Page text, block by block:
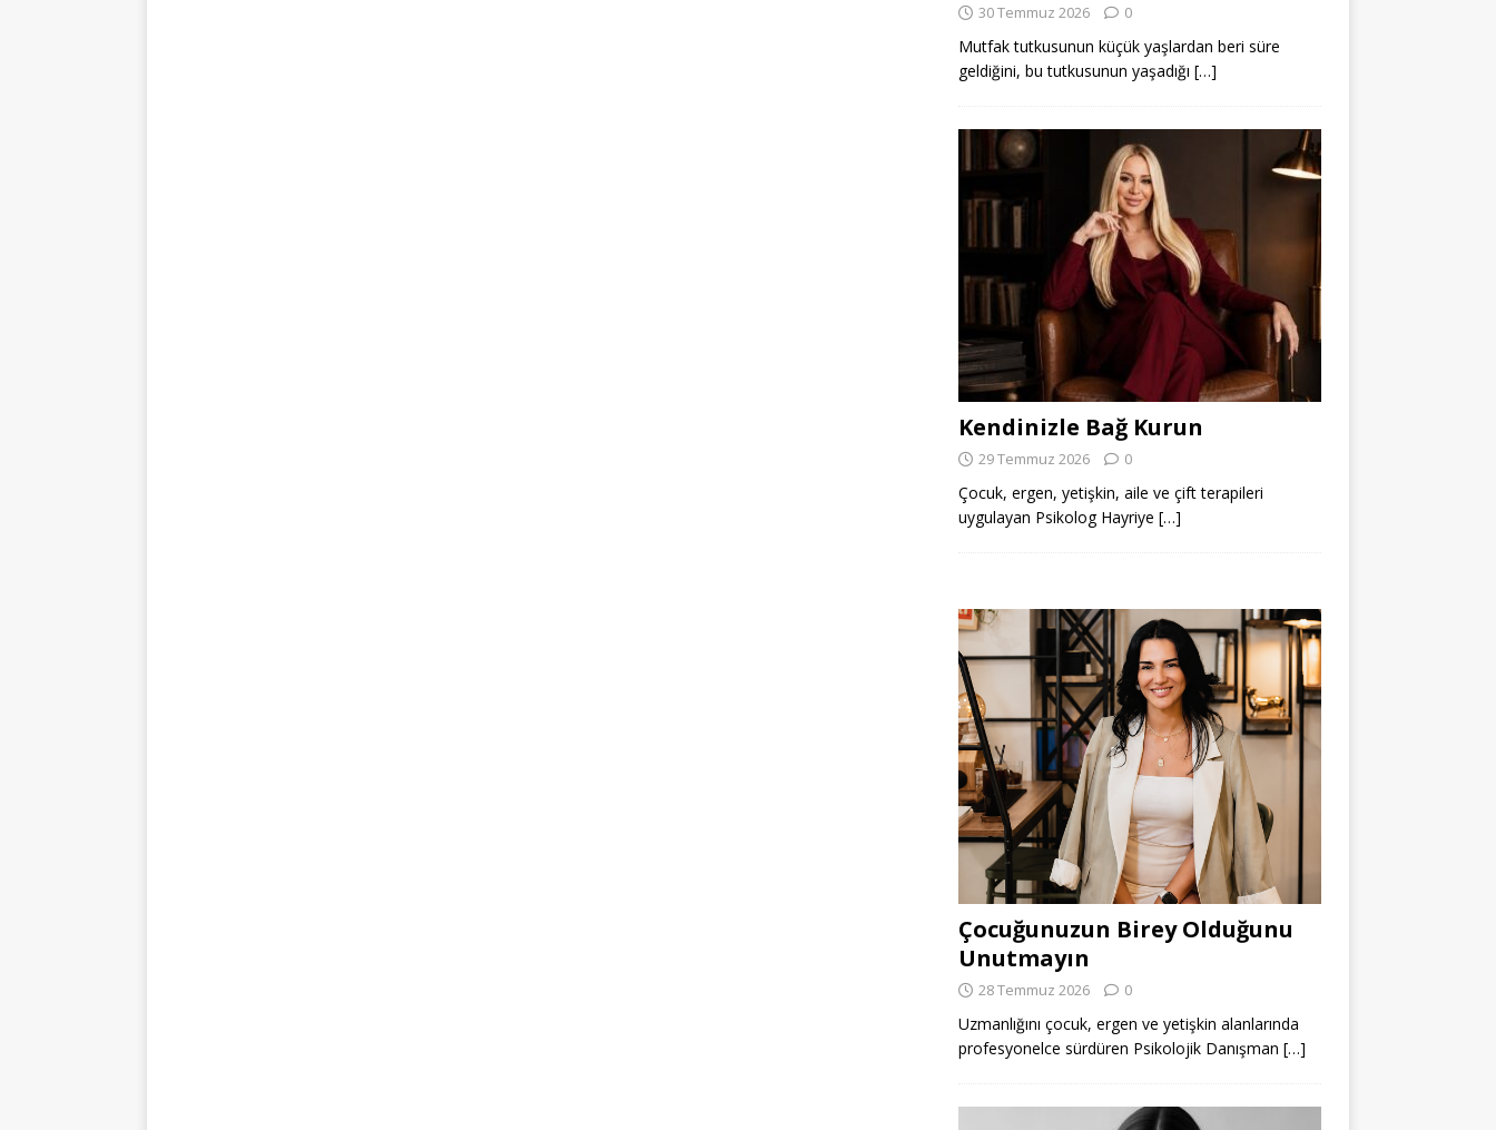
30 Temmuz 2026 0
Mutfak tutkusunun küçük yaşlardan beri süre
geldiğini, bu tutkusunun yaşadığı […]
Kendinizle Bağ Kurun
29 Temmuz 2026 0
Çocuk, ergen, yetişkin, aile ve çift terapileri
uygulayan Psikolog Hayriye […]
Çocuğunuzun Birey Olduğunu
Unutmayın
28 Temmuz 2026 0
Uzmanlığını çocuk, ergen ve yetişkin alanlarında
profesyonelce sürdüren Psikolojik Danışman […]